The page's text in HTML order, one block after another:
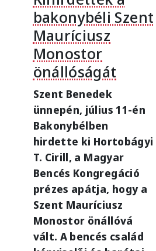
bakonybéli Szent
Mauríciusz
Monostor
önállóságát
Szent Benedek
ünnepén, július 11-én
Bakonybélben
hirdette ki Hortobágyi
T. Cirill, a Magyar
Bencés Kongregáció
prézes apátja, hogy a
Szent Mauríciusz
Monostor önállóvá
vált. A bencés család